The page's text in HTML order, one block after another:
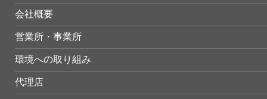
会社概要
営業所・事業所
環境への取り組み
代理店